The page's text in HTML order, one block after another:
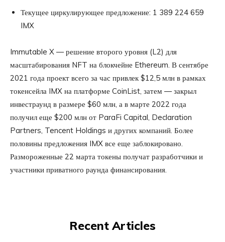
Текущее циркулирующее предложение: 1 389 224 659
IMX
Immutable X — решение второго уровня (L2) для
масштабирования NFT на блокчейне Ethereum. В сентябре
2021 года проект всего за час привлек $12,5 млн в рамках
токенсейла IMX на платформе CoinList, затем — закрыл
инвестраунд в размере $60 млн, а в марте 2022 года
получил еще $200 млн от ParaFi Capital, Declaration
Partners, Tencent Holdings и других компаний. Более
половины предложения IMX все еще заблокировано.
Размороженные 22 марта токены получат разработчики и
участники приватного раунда финансирования.
Recent Articles